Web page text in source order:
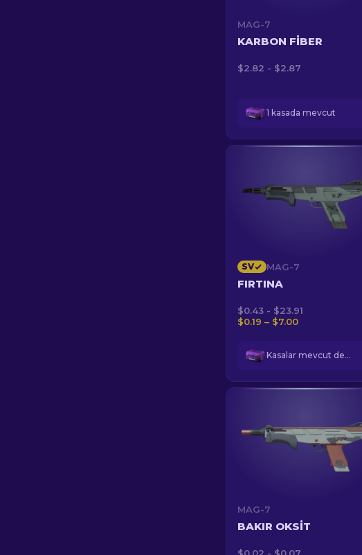
MAG-7
KARBON FIBER
$2.82 - $2.87
1 kasada mevcut
SV MAG-7
FIRTINA
$0.43 - $23.91
$0.19 – $7.00
Kasalar mevcut değil
MAG-7
BAKIR OKSIT